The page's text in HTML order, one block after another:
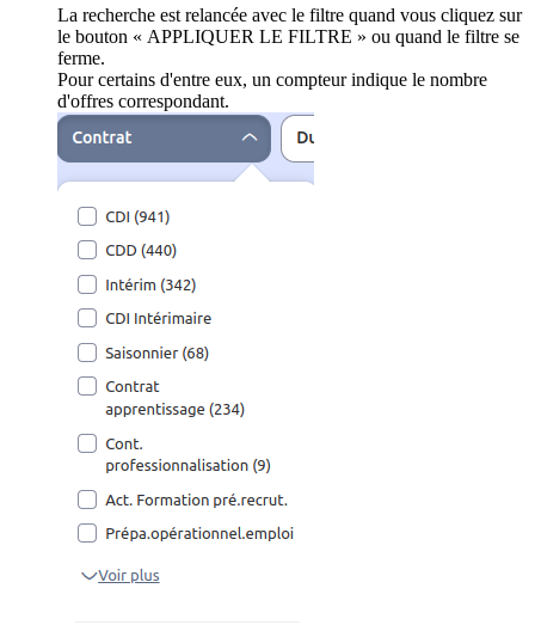
La recherche est relancée avec le filtre quand vous cliquez sur
le bouton « APPLIQUER LE FILTRE » ou quand le filtre se
ferme.
Pour certains d'entre eux, un compteur indique le nombre
d'offres correspondant.